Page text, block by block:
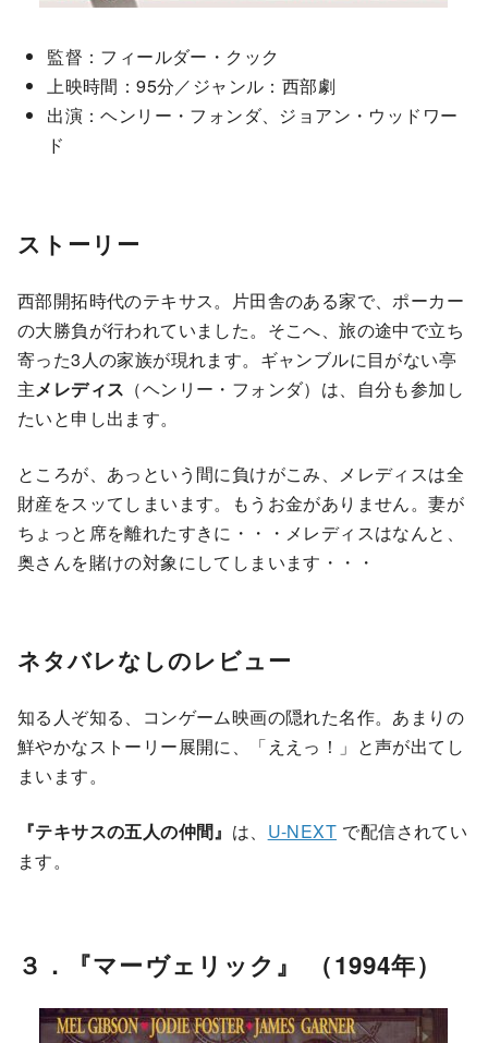
監督：フィールダー・クック
上映時間：95分／ジャンル：西部劇
出演：ヘンリー・フォンダ、ジョアン・ウッドワー
ド
ストーリー
西部開拓時代のテキサス。片田舎のある家で、ポーカー
の大勝負が行われていました。そこへ、旅の途中で立ち
寄った3人の家族が現れます。ギャンブルに目がない亭
主メレディス （ヘンリー・フォンダ）は、自分も参加し
たいと申し出ます。
ところが、あっという間に負けがこみ、メレディスは全
財産をスッてしまいます。もうお金がありません。妻が
ちょっと席を離れたすきに・・・メレディスはなんと、
奥さんを賭けの対象にしてしまいます・・・
ネタバレなしのレビュー
知る人ぞ知る、コンゲーム映画の隠れた名作。あまりの
鮮やかなストーリー展開に、「ええっ！」と声が出てし
まいます。
『テキサスの五人の仲間』 は、 U-NEXT で配信されてい
ます。
３．『マーヴェリック』 （1994年）